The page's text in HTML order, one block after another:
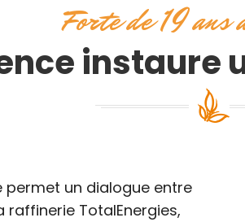
Forte de 19 ans
instaure
permet un dialogue entre
TotalEnergies,